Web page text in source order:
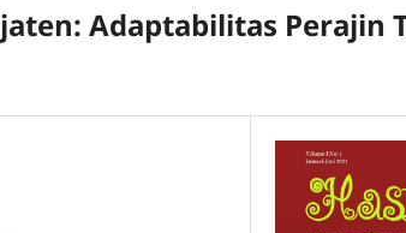
Adaptabilitas Perajin